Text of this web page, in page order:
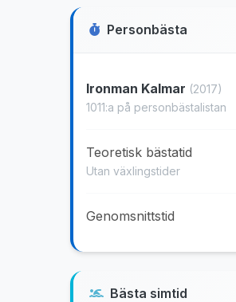
Personbästa
Ironman Kalmar (2017)
1011:a på personbästalistan
Teoretisk bästatid
Utan växlingstider
Genomsnittstid
Bästa simtid